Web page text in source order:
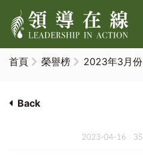
首頁 榮譽榜
2023年3月
Back
2023-04-16